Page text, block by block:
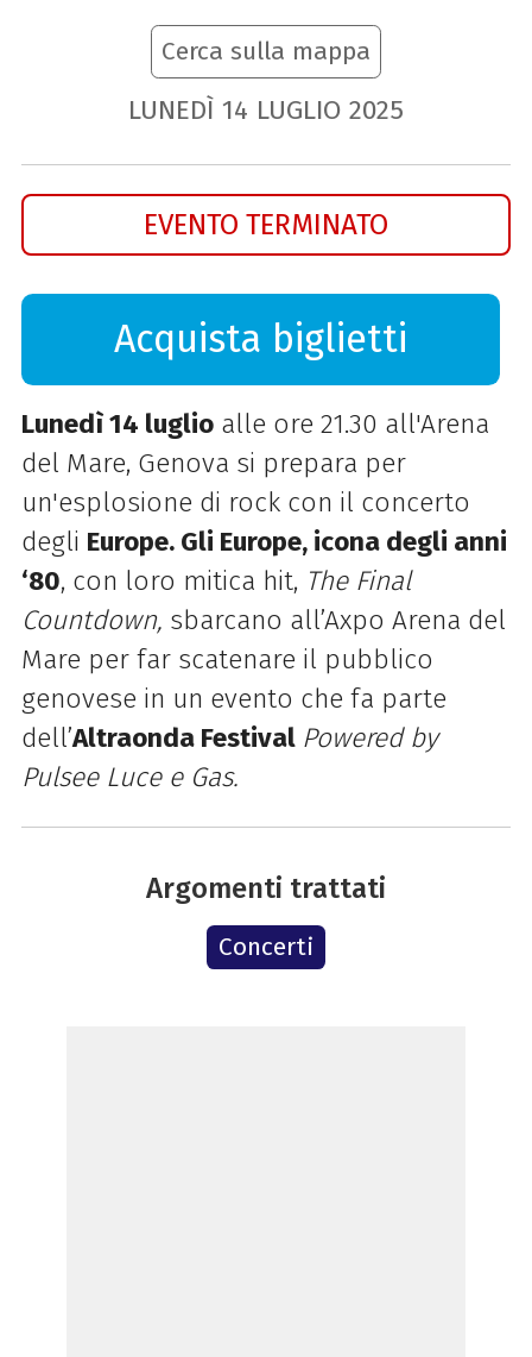
Cerca sulla mappa
LUNEDÌ 14 LUGLIO 2025
EVENTO TERMINATO
Acquista biglietti
Lunedì 14 luglioalle ore 21.30 all'Arena
del Mare, Genova si prepara per
un'esplosione di rock con il concerto
degli Europe. Gli Europe, icona degli anni
‘80, con loro mitica hit, The Final
Countdown, sbarcano all’Axpo Arena del
Mare per far scatenare il pubblico
genovese in un evento che fa parte
dell’Altraonda Festival Powered by
Pulsee Luce e Gas.
Argomenti trattati
Concerti